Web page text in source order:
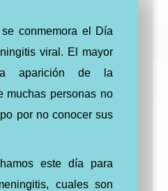
conmemora el Día
viral. El mayor
aparición de la
muchas personas no
por no conocer sus
este día para
cuales son